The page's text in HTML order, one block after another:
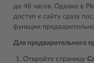
до 48 часов. Однако в
доступ к сайту сразу
функции
Для предварительного
Откройте страницу